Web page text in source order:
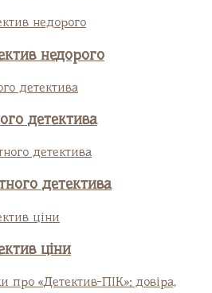
недорого
детектива
детектива
ціни